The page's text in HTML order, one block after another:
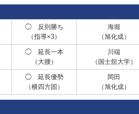
◯反則勝ち
（指導×3）
海堀
（旭化成）
◯延長一本
（大腰）
川端
（国士舘大学）
◯ 延長優勢
（横四方固）
岡田
（旭化成）